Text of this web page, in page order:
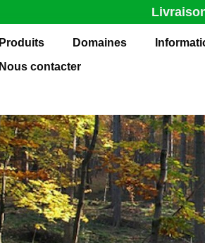
Produits Domaines
Nous contacter